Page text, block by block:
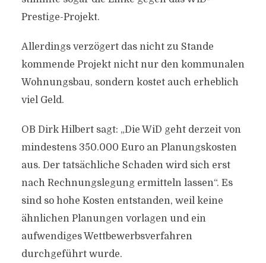
Prestige-Projekt.
Allerdings verzögert das nicht zu Stande
kommende Projekt nicht nur den kommunalen
Wohnungsbau, sondern kostet auch erheblich
viel Geld.
OB Dirk Hilbert sagt: „Die WiD geht derzeit von
mindestens 350.000 Euro an Planungskosten
aus. Der tatsächliche Schaden wird sich erst
nach Rechnungslegung ermitteln lassen“. Es
sind so hohe Kosten entstanden, weil keine
ähnlichen Planungen vorlagen und ein
aufwendiges Wettbewerbsverfahren
durchgeführt wurde.